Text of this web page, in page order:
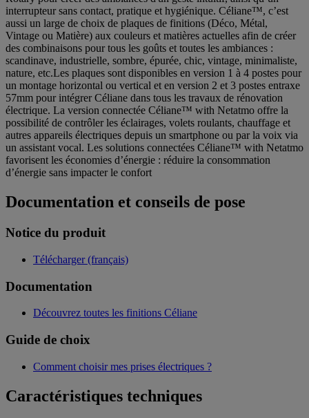
interrupteur sans contact, pratique et hygiénique. Céliane™, c’est
aussi un large de choix de plaques de finitions (Déco, Métal,
Vintage ou Matière) aux couleurs et matières actuelles afin de créer
des combinaisons pour tous les goûts et toutes les ambiances :
scandinave, industrielle, sombre, épurée, chic, vintage, minimaliste,
nature, etc.Les plaques sont disponibles en version 1 à 4 postes pour
un montage horizontal ou vertical et en version 2 et 3 postes entraxe
57mm pour intégrer Céliane dans tous les travaux de rénovation
électrique. La version connectée Céliane™ with Netatmo offre la
possibilité de contrôler les éclairages, volets roulants, chauffage et
autres appareils électriques depuis un smartphone ou par la voix via
un assistant vocal. Les solutions connectées Céliane™ with Netatmo
favorisent les économies d’énergie : réduire la consommation
d’énergie sans impacter le confort
Documentation et conseils de pose
Notice du produit
Télécharger (français)
Documentation
Découvrez toutes les finitions Céliane
Guide de choix
Comment choisir mes prises électriques ?
Caractéristiques techniques